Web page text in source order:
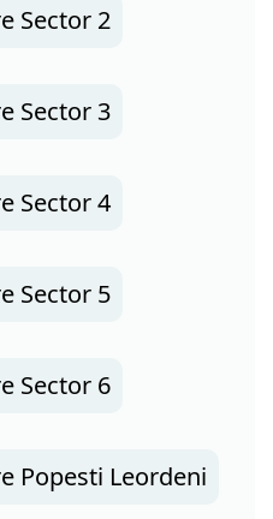
Sector 2
Sector 3
Sector 4
Sector 5
Sector 6
Popesti Leordeni